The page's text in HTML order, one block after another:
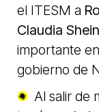
el ITESM a
Claudia
importante
gobierno de
Al salir de